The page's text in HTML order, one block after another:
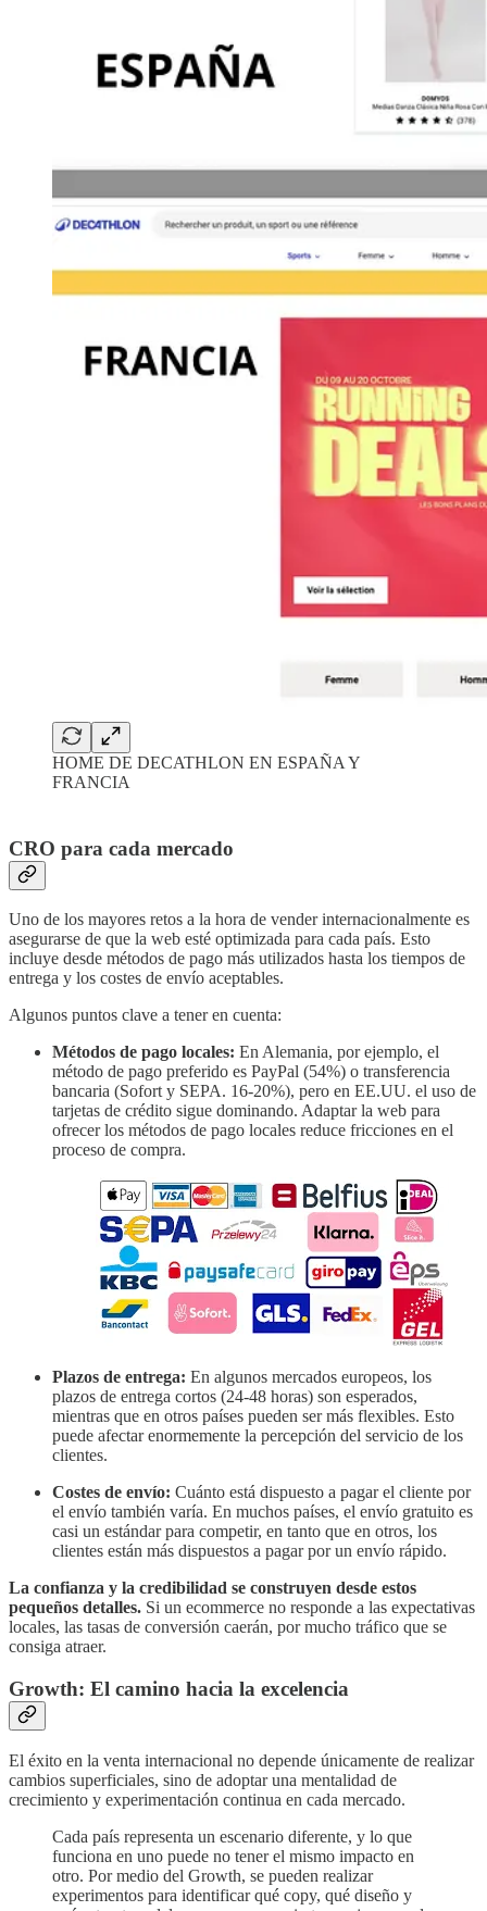
HOME DE DECATHLON EN ESPAÑA Y
FRANCIA
CRO para cada mercado
Uno de los mayores retos a la hora de vender internacionalmente es
asegurarse de que la web esté optimizada para cada país. Esto
incluye desde métodos de pago más utilizados hasta los tiempos de
entrega y los costes de envío aceptables.
Algunos puntos clave a tener en cuenta:
Métodos de pago locales: En Alemania, por ejemplo, el
método de pago preferido es PayPal (54%) o transferencia
bancaria (Sofort y SEPA. 16-20%), pero en EE.UU. el uso de
tarjetas de crédito sigue dominando. Adaptar la web para
ofrecer los métodos de pago locales reduce fricciones en el
proceso de compra.
Plazos de entrega: En algunos mercados europeos, los
plazos de entrega cortos (24-48 horas) son esperados,
mientras que en otros países pueden ser más flexibles. Esto
puede afectar enormemente la percepción del servicio de los
clientes.
Costes de envío: Cuánto está dispuesto a pagar el cliente por
el envío también varía. En muchos países, el envío gratuito es
casi un estándar para competir, en tanto que en otros, los
clientes están más dispuestos a pagar por un envío rápido.
La confianza y la credibilidad se construyen desde estos
pequeños detalles. Si un ecommerce no responde a las expectativas
locales, las tasas de conversión caerán, por mucho tráfico que se
consiga atraer.
Growth: El camino hacia la excelencia
El éxito en la venta internacional no depende únicamente de realizar
cambios superficiales, sino de adoptar una mentalidad de
crecimiento y experimentación continua en cada mercado.
Cada país representa un escenario diferente, y lo que
funciona en uno puede no tener el mismo impacto en
otro. Por medio del Growth, se pueden realizar
experimentos para identificar qué copy, qué diseño y